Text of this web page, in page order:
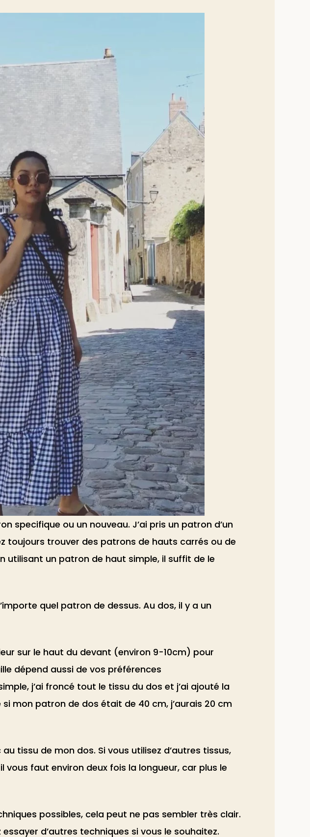
specifique ou un nouveau. J’ai pris un patron d’un
toujours trouver des patrons de hauts carrés ou de
utilisant un patron de haut simple, il suffit de le
quel patron de dessus. Au dos, il y a un
sur le haut du devant (environ 9-10cm) pour
dépend aussi de vos préférences
j’ai froncé tout le tissu du dos et j’ai ajouté la
mon patron de dos était de 40 cm, j’aurais 20 cm
tissu de mon dos. Si vous utilisez d’autres tissus,
faut environ deux fois la longueur, car plus le
possibles, cela peut ne pas sembler très clair.
d’autres techniques si vous le souhaitez.